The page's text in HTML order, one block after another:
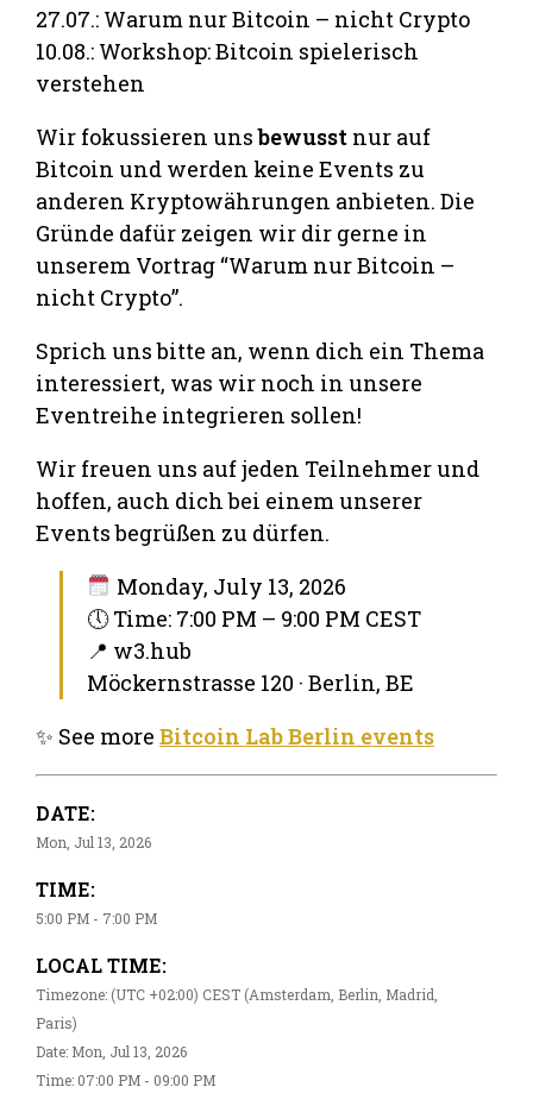
27.07.: Warum nur Bitcoin – nicht Crypto
10.08.: Workshop: Bitcoin spielerisch
verstehen
Wir fokussieren unsbewusst nur auf
Bitcoin und werden keine Events zu
anderen Kryptowährungen anbieten. Die
Gründe dafür zeigen wir dir gerne in
unserem Vortrag “Warum nur Bitcoin –
nicht Crypto”.
Sprich uns bitte an, wenn dich ein Thema
interessiert, was wir noch in unsere
Eventreihe integrieren sollen!
Wir freuen uns auf jeden Teilnehmer und
hoffen, auch dich bei einem unserer
Events begrüßen zu dürfen.
Monday, July 13, 2026
🕔 Time: 7:00 PM – 9:00 PM CEST
📍 w3.hub
Möckernstrasse 120 · Berlin, BE
✨ See more Bitcoin Lab Berlin events
DATE:
Mon, Jul 13, 2026
TIME:
5:00 PM - 7:00 PM
LOCAL TIME:
Timezone: (UTC +02:00) CEST (Amsterdam, Berlin, Madrid,
Paris)
Date: Mon, Jul 13, 2026
Time: 07:00 PM - 09:00 PM